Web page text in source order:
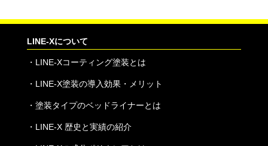
LINE-Xについて
・ LINE-Xコーティング塗装とは
・ LINE-X塗装の導入効果・メリット
・ 塗装タイプのベッドライナーとは
・ LINE-X 歴史と実績の紹介